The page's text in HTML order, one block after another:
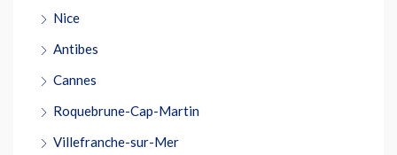
Nice
Antibes
Cannes
Roquebrune-Cap-Martin
Villefranche-sur-Mer